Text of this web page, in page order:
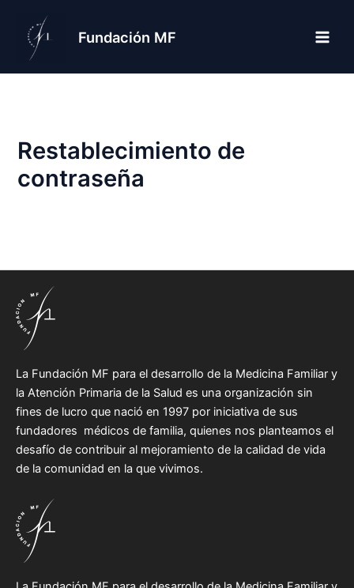
contenido
Fundación MF
Restablecimiento de
contraseña
La Fundación MF para el desarrollo de la Medicina Familiar y
la Atención Primaria de la Salud es una organización sin
fines de lucro que nació en 1997 por iniciativa de sus
fundadores médicos de familia, quienes nos planteamos el
desafío de contribuir al mejoramiento de la calidad de vida
de la comunidad en la que vivimos.